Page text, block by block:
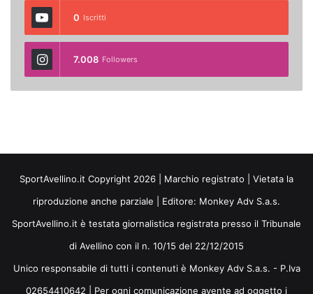
0 Iscritti
7.008 Followers
SportAvellino.it Copyright 2026 | Marchio registrato | Vietata la
riproduzione anche parziale | Editore: Monkey Adv S.a.s.
SportAvellino.it è testata giornalistica registrata presso il Tribunale
di Avellino con il n. 10/15 del 22/12/2015
Unico responsabile di tutti i contenuti è Monkey Adv S.a.s. - P.Iva
02654410642 | Per ogni comunicazione avente ad oggetto i